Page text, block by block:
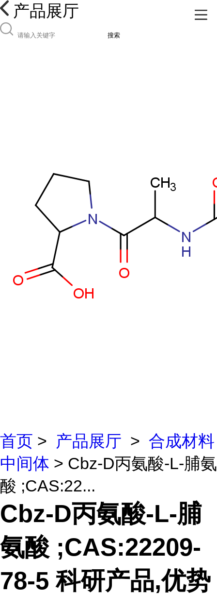
产品展厅
搜索
首页 > 产品展厅 > 合成材料
中间体 > Cbz-D丙氨酸-L-脯氨
酸 ;CAS:22...
Cbz-D丙氨酸-L-脯
氨酸 ;CAS:22209-
78-5 科研产品,优势